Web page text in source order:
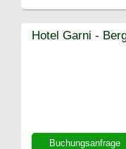
Buchungsanfrage
Hotel Garni -